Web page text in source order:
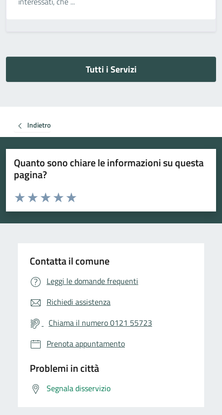
Tutti i Servizi
Indietro
Quanto sono chiare le informazioni su questa
pagina?
Valuta da 1 a 5 stelle la pagina
Valuta 5 stelle su 5
Valuta 4 stelle su 5
Valuta 3 stelle su 5
Valuta 2 stelle su 5
Valuta 1 stelle su 5
Contatta il comune
Leggi le domande frequenti
Richiedi assistenza
Chiama il numero 0121 55723
Prenota appuntamento
Problemi in città
Segnala disservizio